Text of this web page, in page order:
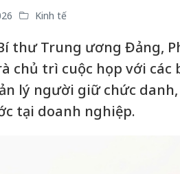
Kinh tế
thư Trung ương Đảng,
chủ trì cuộc họp với
lý người giữ chức
tại doanh nghiệp.